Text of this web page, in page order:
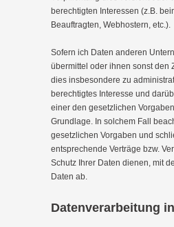
berechtigten Interessen (z.B.
Beauftragten, Webhostern, etc.).
Sofern ich Daten anderen
übermittel oder ihnen sonst den
dies insbesondere zu
berechtigtes Interesse und
einer den gesetzlichen
Grundlage. In solchem Fall
gesetzlichen Vorgaben und
entsprechende Verträge bzw.
Schutz Ihrer Daten dienen, mit
Daten ab.
Datenverarbeitung